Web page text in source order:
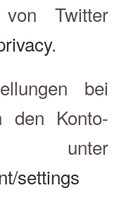
von Twitter
.
bei
den Konto-
unter
settings